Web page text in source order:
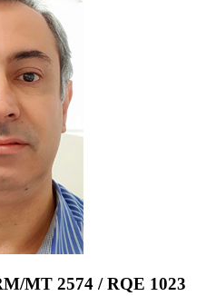
MT 2574 / RQE 1023